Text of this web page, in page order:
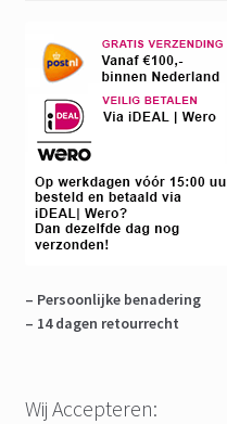
– Persoonlijke benadering
– 14 dagen retourrecht
Wij Accepteren: